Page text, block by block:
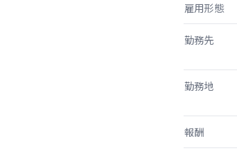
雇用形態
勤務先
勤務地
報酬